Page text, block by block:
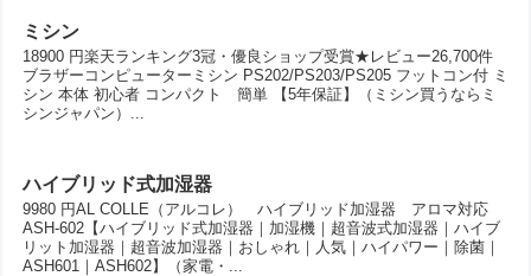
ミシン
18900 円楽天ランキング3冠・優良ショップ受賞★レビュー26,700件
ブラザーコンピューターミシン PS202/PS203/PS205 フットコン付 ミ
シン 本体 初心者 コンパクト 簡単 【5年保証】（ミシン買うならミ
シンジャパン）...
ハイブリッド式加湿器
9980 円AL COLLE（アルコレ） ハイブリッド加湿器 アロマ対応
ASH-602【ハイブリッド式加湿器｜加湿機｜超音波式加湿器｜ハイブ
リット加湿器｜超音波加湿器｜おしゃれ｜人気｜ハイパワー｜除菌｜
ASH601｜ASH602】（家電・...